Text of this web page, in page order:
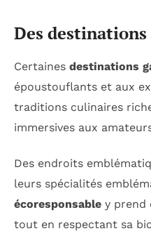
Des
Certaines destinations
époustouflants et aux
traditions culinaires
immersives aux
Des endroits
leurs spécialités
écoresponsable y prend
tout en respectant sa